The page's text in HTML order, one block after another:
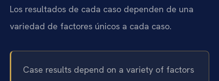
Los resultados de cada caso dependen de una
variedad de factores únicos a cada caso.
Case results depend on a variety of factors